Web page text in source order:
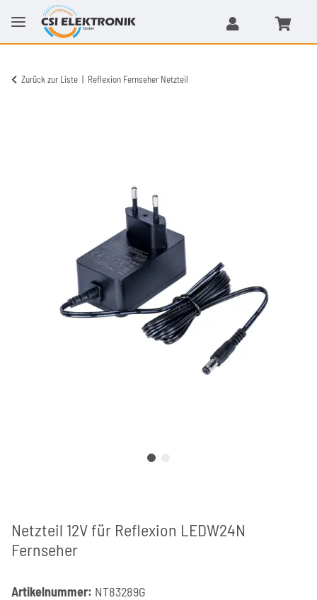
Zurück zur Liste Reflexion Fernseher Netzteil
Netzteil 12V für Reflexion LEDW24N
Fernseher
Artikelnummer: NT83289G